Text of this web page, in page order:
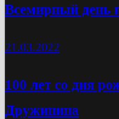
Всемирный день
21.03.2022
100 лет со дня
Дружинина